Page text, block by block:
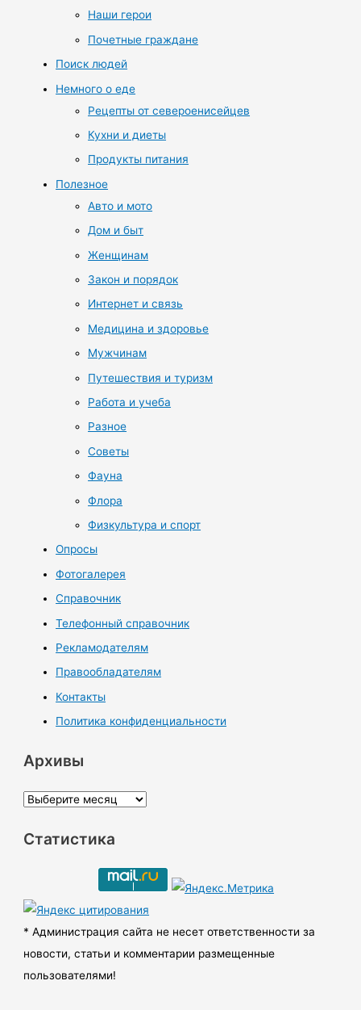
Наши герои
Почетные граждане
Поиск людей
Немного о еде
Рецепты от североенисейцев
Кухни и диеты
Продукты питания
Полезное
Авто и мото
Дом и быт
Женщинам
Закон и порядок
Интернет и связь
Медицина и здоровье
Мужчинам
Путешествия и туризм
Работа и учеба
Разное
Советы
Фауна
Флора
Физкультура и спорт
Опросы
Фотогалерея
Справочник
Телефонный справочник
Рекламодателям
Правообладателям
Контакты
Политика конфиденциальности
Архивы
А
х
ы
Статистика
* Администрация сайта не несет ответственности за
новости, статьи и комментарии размещенные
пользователями!